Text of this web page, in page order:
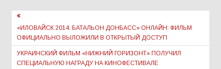
Навигация
по
записям
«ИЛОВАЙСК 2014. БАТАЛЬОН ДОНБАСС» ОНЛАЙН: ФИЛЬМ
ОФИЦИАЛЬНО ВЫЛОЖИЛИ В ОТКРЫТЫЙ ДОСТУП
УКРАИНСКИЙ ФИЛЬМ «НИЖНИЙ ГОРИЗОНТ» ПОЛУЧИЛ
СПЕЦИАЛЬНУЮ НАГРАДУ НА КИНОФЕСТИВАЛЕ